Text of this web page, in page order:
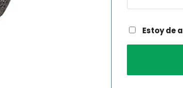
Estoy de